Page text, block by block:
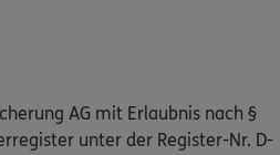
AG mit Erlaubnis nach §
unter der Register-Nr. D-